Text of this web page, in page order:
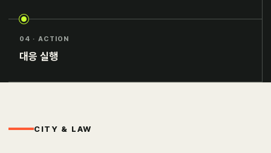
04 · ACTION
대응 실행
CITY & LAW